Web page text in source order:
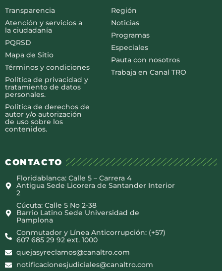
Transparencia
Atención y servicios a
la ciudadanía
PQRSD
Mapa de Sitio
Términos y condiciones
Política de privacidad y
tratamiento de datos
personales.
Política de derechos de
autor y/o autorización
de uso sobre los
contenidos.
Región
Noticias
Programas
Especiales
Pauta con nosotros
Trabaja en Canal TRO
CONTACTO
Floridablanca: Calle 5 – Carrera 4
Antigua Sede Licorera de Santander Interior
2
Cúcuta: Calle 5 No 2-38
Barrio Latino Sede Universidad de
Pamplona
Conmutador y Línea Anticorrupción: (+57)
607 685 29 92 ext. 1000
quejasyreclamos@canaltro.com
notificacionesjudiciales@canaltro.com